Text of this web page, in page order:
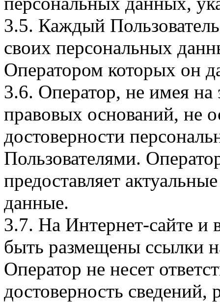
3.5. Каждый
своих персональных
Оператором которых он
3.6. Оператор, не имея
правовых оснований, не
достоверности
Пользователями.
предоставляет
данные.
3.7. На Интернет-сайте
быть размещены ссылки
Оператор не несет
достоверность